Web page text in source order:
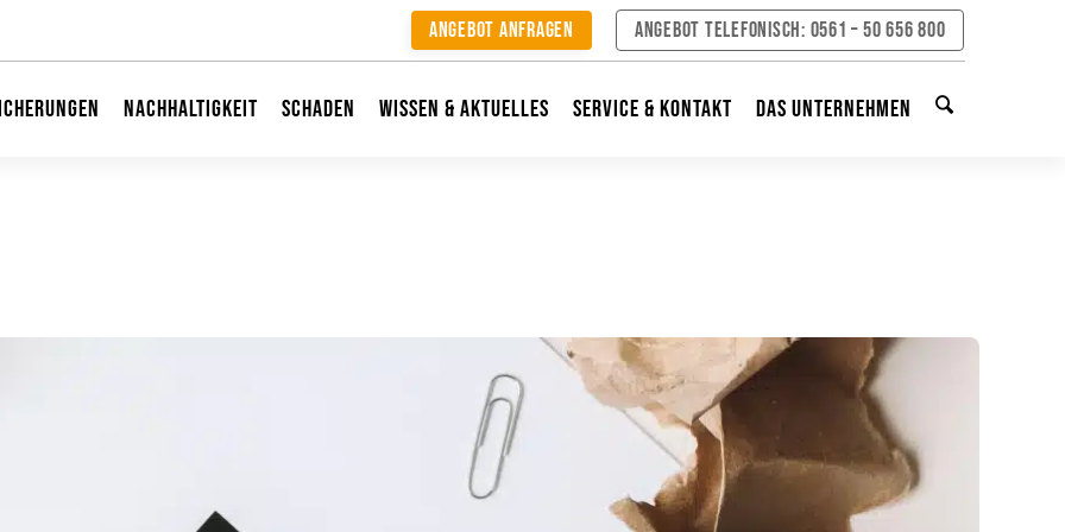
Angebot telefonisch: 0561 – 50 656 800
Angebot anfragen
Nachhaltigkeit Schaden Wissen & Aktuelles Service & Kontakt Das Unternehmen